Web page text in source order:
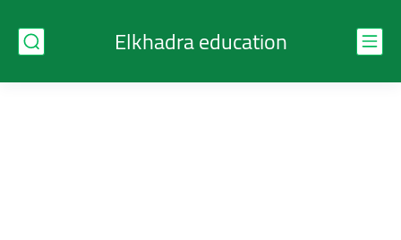
Elkhadra education